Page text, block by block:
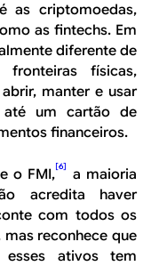
ascriptomoedas,
asfintechs. Em
diferente de
físicas,
manter e usar
até um cartão de
financeiros.
o FMI,[6]
a maioria
acredita haver
com todos os
reconhece que
ativos tem